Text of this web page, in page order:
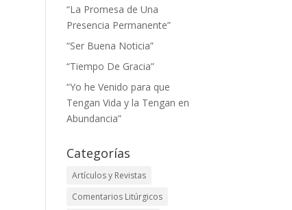
“La Promesa de Una
Presencia Permanente”
“Ser Buena Noticia”
“Tiempo De Gracia”
“Yo he Venido para que
Tengan Vida y la Tengan en
Abundancia”
Categorías
Artículos y Revistas
Comentarios Litúrgicos